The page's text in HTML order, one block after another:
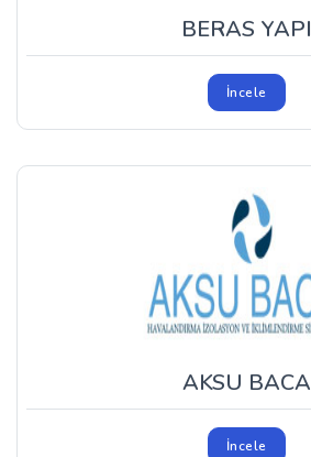
BERAS YAPI
İncele
AKSU BACA
İncele